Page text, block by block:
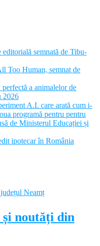
semnată de Tibu-
Too Human, semnat de
a animalelor de
2026
A.I. care arată cum i-
programă pentru pentru
de Ministerul Educației și
ipotecar în România
noutăți din